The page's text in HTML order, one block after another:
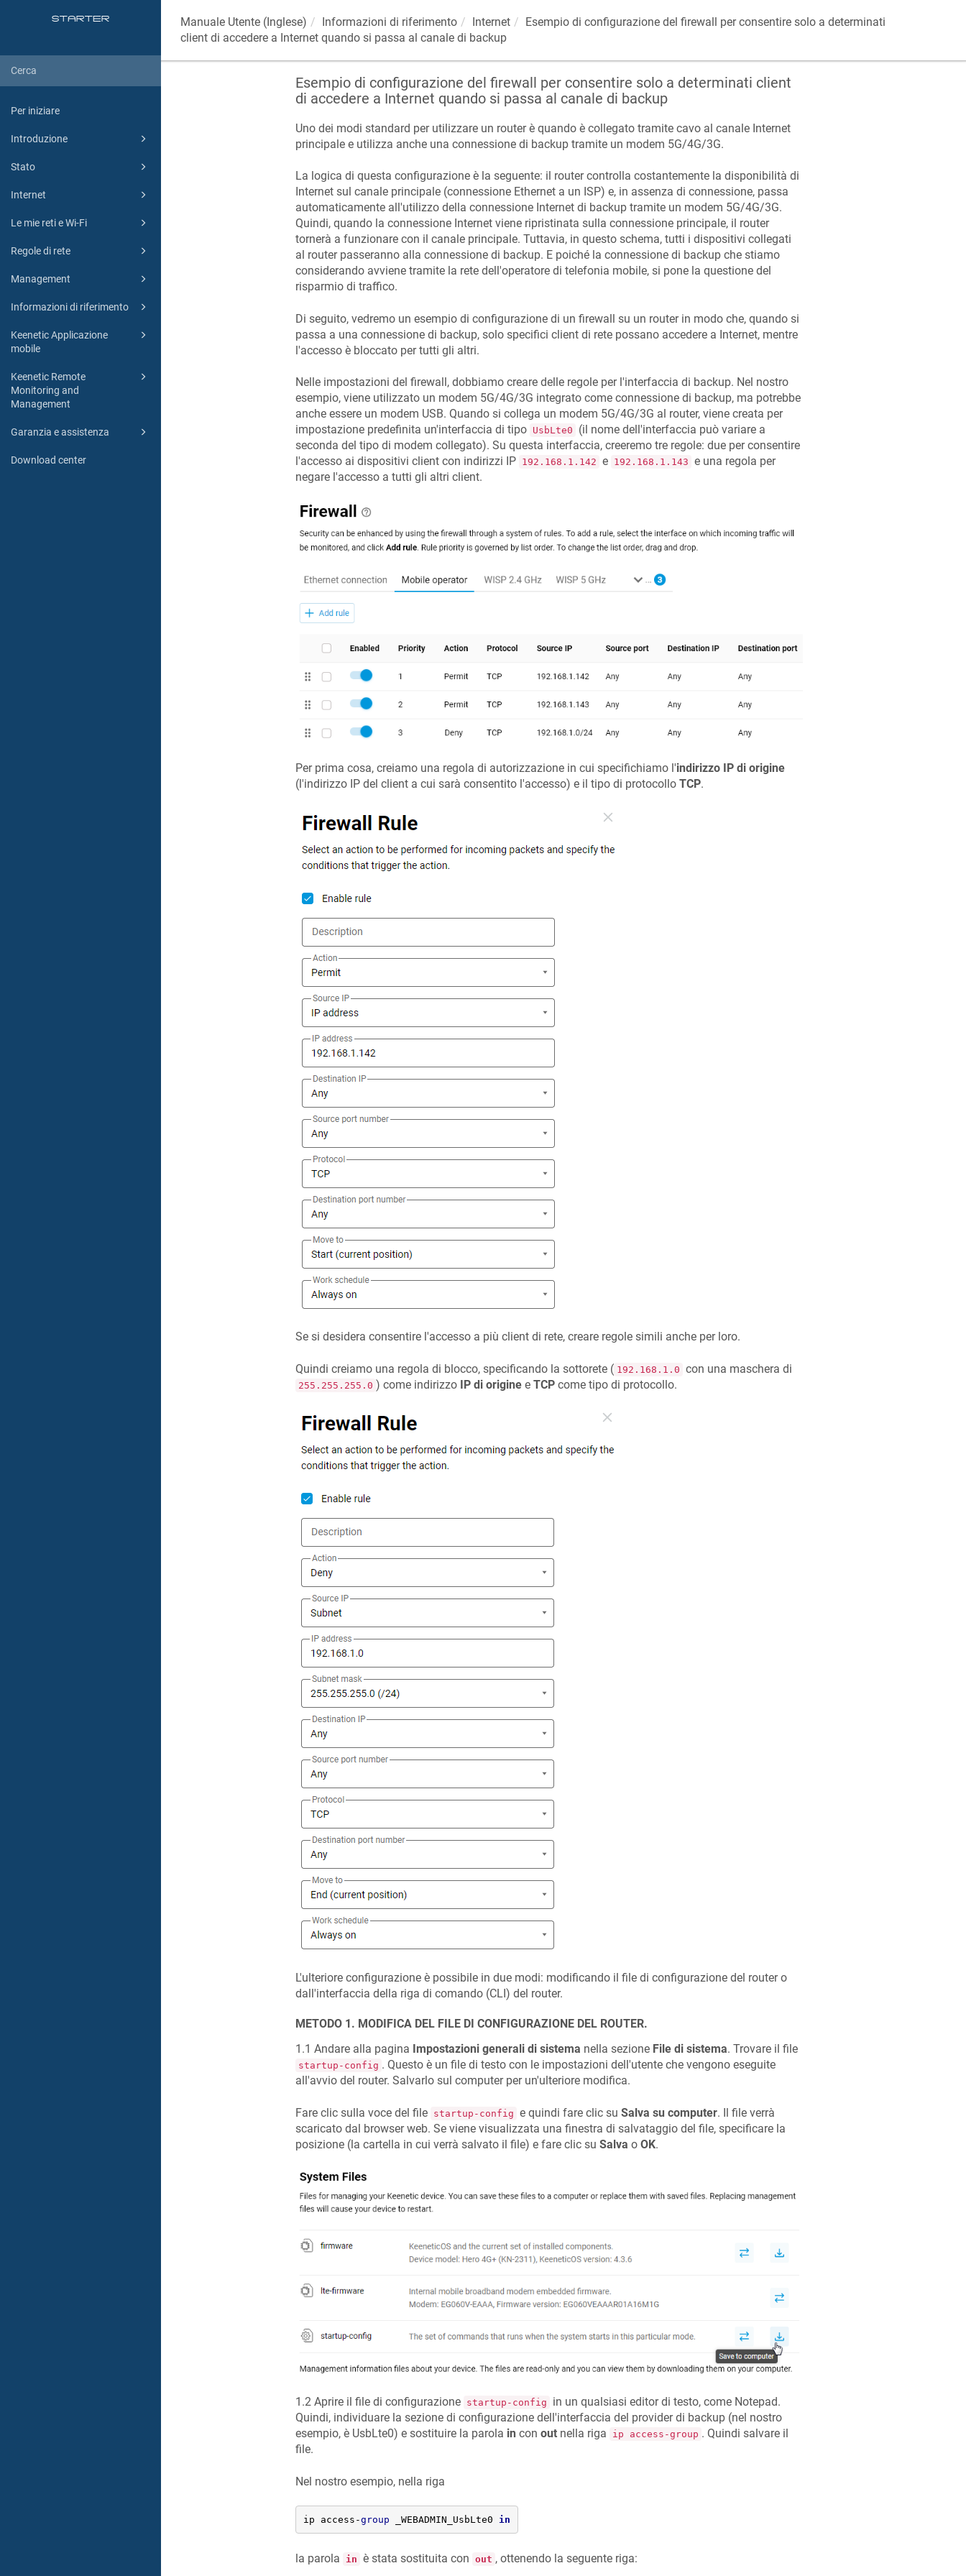
Per iniziare
Introduzione
Stato
Internet
Le mie reti e Wi-Fi
Regole di rete
Management
Informazioni di riferimento
Keenetic Applicazione
mobile
Keenetic Remote
Monitoring and
Management
Garanzia e assistenza
Download center
Manuale Utente (Inglese) Informazioni di riferimento Internet
Esempio di configurazione del firewall per consentire solo a determinati
client di accedere a Internet quando si passa al canale di backup
Esempio di configurazione del firewall per consentire solo a determinati client
di accedere a Internet quando si passa al canale di backup
Uno dei modi standard per utilizzare un router è quando è collegato tramite cavo al canale Internet
principale e utilizza anche una connessione di backup tramite un modem 5G/4G/3G.
La logica di questa configurazione è la seguente: il router controlla costantemente la disponibilità di
Internet sul canale principale (connessione Ethernet a un ISP) e, in assenza di connessione, passa
automaticamente all'utilizzo della connessione Internet di backup tramite un modem 5G/4G/3G.
Quindi, quando la connessione Internet viene ripristinata sulla connessione principale, il router
tornerà a funzionare con il canale principale. Tuttavia, in questo schema, tutti i dispositivi collegati
al router passeranno alla connessione di backup. E poiché la connessione di backup che stiamo
considerando avviene tramite la rete dell'operatore di telefonia mobile, si pone la questione del
risparmio di traffico.
Di seguito, vedremo un esempio di configurazione di un firewall su un router in modo che, quando si
passa a una connessione di backup, solo specifici client di rete possano accedere a Internet, mentre
l'accesso è bloccato per tutti gli altri.
Nelle impostazioni del firewall, dobbiamo creare delle regole per l'interfaccia di backup. Nel nostro
esempio, viene utilizzato un modem 5G/4G/3G integrato come connessione di backup, ma potrebbe
anche essere un modem USB. Quando si collega un modem 5G/4G/3G al router, viene creata per
impostazione predefinita un'interfaccia di tipo UsbLte0
(il nome dell'interfaccia può variare a
seconda del tipo di modem collegato). Su questa interfaccia, creeremo tre regole: due per consentire
l'accesso ai dispositivi client con indirizzi IP 192.168.1.142 e 192.168.1.143 e una regola per
negare l'accesso a tutti gli altri client.
Per prima cosa, creiamo una regola di autorizzazione in cui specifichiamo l'indirizzo IP di origine
(l'indirizzo IP del client a cui sarà consentito l'accesso) e il tipo di protocollo TCP.
Se si desidera consentire l'accesso a più client di rete, creare regole simili anche per loro.
Quindi creiamo una regola di blocco, specificando la sottorete ( 192.168.1.0 con una maschera di
255.255.255.0 ) come indirizzo IP di originee TCPcome tipo di protocollo.
L'ulteriore configurazione è possibile in due modi: modificando il file di configurazione del router o
dall'interfaccia della riga di comando (CLI) del router.
METODO 1. MODIFICA DEL FILE DI CONFIGURAZIONE DEL ROUTER.
1.1 Andare alla pagina Impostazioni generali di sistema nella sezione File di sistema. Trovare il file
startup-config . Questo è un file di testo con le impostazioni dell'utente che vengono eseguite
all'avvio del router. Salvarlo sul computer per un'ulteriore modifica.
Fare clic sulla voce del file startup-config e quindi fare clic su Salva su computer. Il file verrà
scaricato dal browser web. Se viene visualizzata una finestra di salvataggio del file, specificare la
posizione (la cartella in cui verrà salvato il file) e fare clic su Salva o OK.
1.2 Aprire il file di configurazione startup-config
in un qualsiasi editor di testo, come Notepad.
Quindi, individuare la sezione di configurazione dell'interfaccia del provider di backup (nel nostro
esempio, è UsbLte0) e sostituire la parola in con outnella riga ip access-group . Quindi salvare il
file.
Nel nostro esempio, nella riga
ip access-group _WEBADMIN_UsbLte0 in
la parola in è stata sostituita con out , ottenendo la seguente riga: